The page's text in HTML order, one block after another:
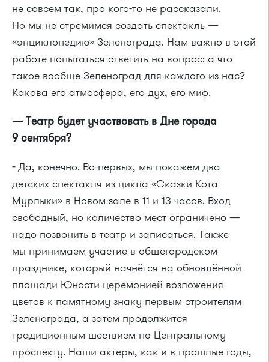
не совсем так, про кого-то не рассказали.
Но мы не стремимся создать спектакль —
«энциклопедию» Зеленограда. Нам важно в этой
работе попытаться ответить на вопрос: а что
такое вообще Зеленоград для каждого из нас?
Какова его атмосфера, его дух, его миф.
— Театр будет участвовать в Дне города
9 сентября?
-Да, конечно. Во-первых, мы покажем два
детских спектакля из цикла «Сказки Кота
Мурлыки» в Новом зале в 11 и 13 часов. Вход
свободный, но количество мест ограничено —
надо позвонить в театр и записаться. Также
мы принимаем участие в общегородском
празднике, который начнётся на обновлённой
площади Юности церемонией возложения
цветов к памятному знаку первым строителям
Зеленограда, а затем продолжится
традиционным шествием по Центральному
проспекту. Наши актеры, как и в прошлые годы,